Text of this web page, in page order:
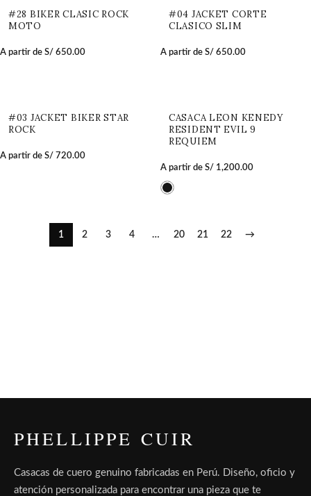
#28 BIKER CLASIC ROCK
MOTO
A partir de S/ 650.00
#04 JACKET CORTE
CLASICO SLIM
A partir de S/ 650.00
#03 JACKET BIKER STAR
ROCK
A partir de S/ 720.00
CASACA LEON KENEDY
RESIDENT EVIL 9
REQUIEM
A partir de S/ 1,200.00
1 2 3 4 … 20 21 22 →
PHELLIPPE CUIR
Casacas de cuero genuino fabricadas en Perú. Diseño, oficio y
atención personalizada para encontrar una pieza que te